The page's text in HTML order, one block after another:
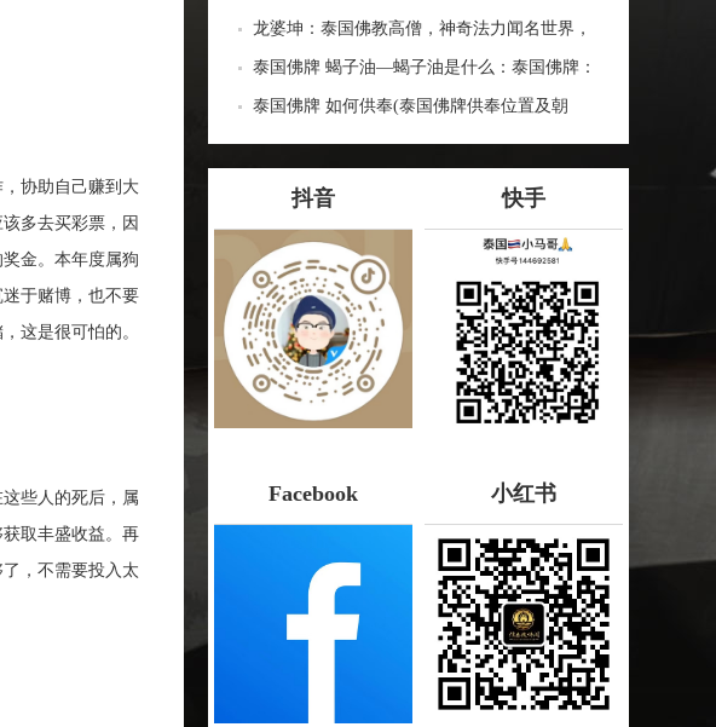
协助自己赚到大
多去买彩票，因
金。本年度属狗
于赌博，也不要
这是很可怕的。
些人的死后，属
取丰盛收益。再
，不需要投入太
龙婆坤：泰国佛教高僧，神奇法力闻名世界，
受众敬仰的灵性导师
泰国佛牌 蝎子油—蝎子油是什么：泰国佛牌：
蝎子油的神奇力量
泰国佛牌 如何供奉(泰国佛牌供奉位置及朝
向：泰国佛牌供奉指南)
抖音 快手
Facebook 小红书